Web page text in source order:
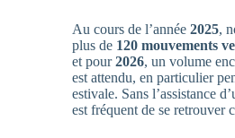
Au cours de l’année 2025,
plus de 120 mouvements
et pour2026, un volume
est attendu, en particulier
estivale. Sans l’assistance
est fréquent de se retrouver